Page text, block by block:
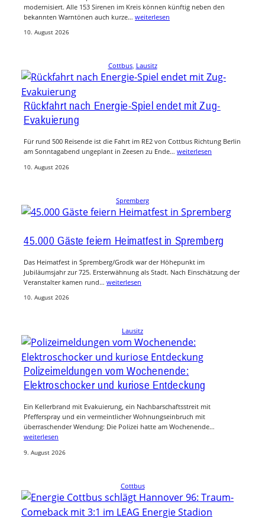
modernisiert. Alle 153 Sirenen im Kreis können künftig neben den
bekannten Warntönen auch kurze… weiterlesen
10. August 2026
Cottbus, Lausitz
Rückfahrt nach Energie-Spiel endet mit Zug-
Evakuierung
Für rund 500 Reisende ist die Fahrt im RE2 von Cottbus Richtung Berlin
am Sonntagabend ungeplant in Zeesen zu Ende… weiterlesen
10. August 2026
Spremberg
45.000 Gäste feiern Heimatfest in Spremberg
Das Heimatfest in Spremberg/Grodk war der Höhepunkt im
Jubiläumsjahr zur 725. Ersterwähnung als Stadt. Nach Einschätzung der
Veranstalter kamen rund… weiterlesen
10. August 2026
Lausitz
Polizeimeldungen vom Wochenende:
Elektroschocker und kuriose Entdeckung
Ein Kellerbrand mit Evakuierung, ein Nachbarschaftsstreit mit
Pfefferspray und ein vermeintlicher Wohnungseinbruch mit
überraschender Wendung: Die Polizei hatte am Wochenende…
weiterlesen
9. August 2026
Cottbus